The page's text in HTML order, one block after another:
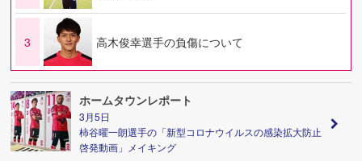
3 高木俊幸選手の負傷について
ホームタウンレポート
3月5日
柿谷曜一朗選手の「新型コロナウイルスの感染拡大防止
啓発動画」メイキング